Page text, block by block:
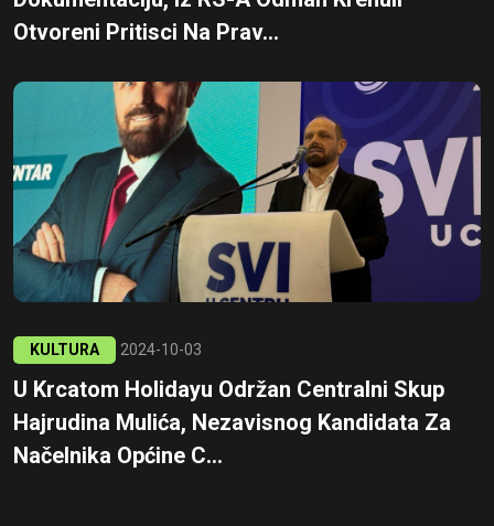
Otvoreni Pritisci Na Prav...
KULTURA 2024-10-03
U Krcatom Holidayu Održan Centralni Skup
Hajrudina Mulića, Nezavisnog Kandidata Za
Načelnika Općine C...